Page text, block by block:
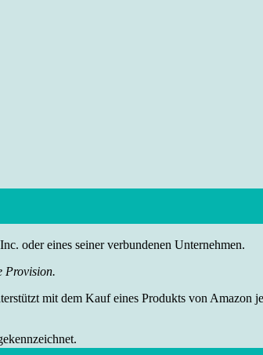
oder eines seiner verbundenen Unternehmen.
Provision.
mit dem Kauf eines Produkts von